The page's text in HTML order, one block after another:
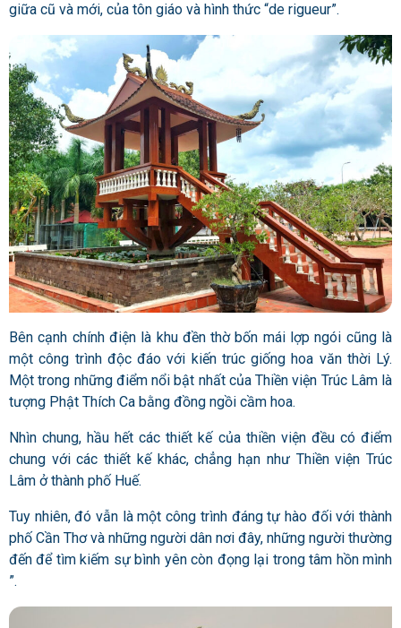
giữa cũ và mới, của tôn giáo và hình thức “de rigueur”.
Bên cạnh chính điện là khu đền thờ bốn mái lợp ngói cũng là
một công trình độc đáo với kiến trúc giống hoa văn thời Lý.
Một trong những điểm nổi bật nhất của Thiền viện Trúc Lâm là
tượng Phật Thích Ca bằng đồng ngồi cầm hoa.
Nhìn chung, hầu hết các thiết kế của thiền viện đều có điểm
chung với các thiết kế khác, chẳng hạn như Thiền viện Trúc
Lâm ở thành phố Huế.
Tuy nhiên, đó vẫn là một công trình đáng tự hào đối với thành
phố Cần Thơ và những người dân nơi đây, những người thường
đến để tìm kiếm sự bình yên còn đọng lại trong tâm hồn mình
”.